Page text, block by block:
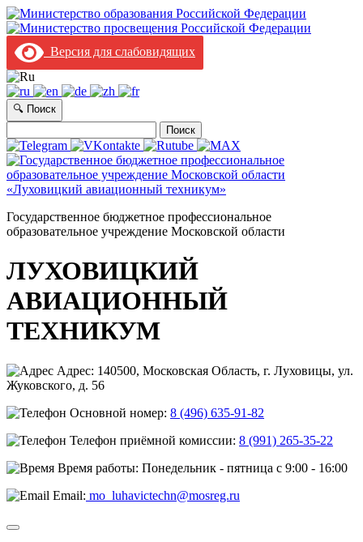
Версия для слабовидящих
🔍 Поиск
Государственное бюджетное профессиональное
образовательное учреждение Московской области
ЛУХОВИЦКИЙ
АВИАЦИОННЫЙ
ТЕХНИКУМ
Адрес: 140500, Московская Область, г. Луховицы, ул.
Жуковского, д. 56
Основной номер: 8 (496) 635-91-82
Телефон приёмной комиссии: 8 (991) 265-35-22
Время работы: Понедельник - пятница с 9:00 - 16:00
Email: mo_luhavictechn@mosreg.ru